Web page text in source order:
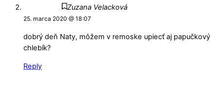
Zuzana Velacková
25. marca 2020 @ 18:07
dobrý deň Naty, môžem v remoske upiecť aj papučkový
chlebík?
Reply